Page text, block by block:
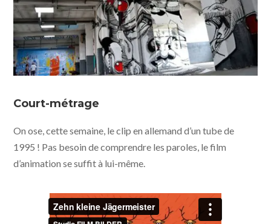
Court-métrage
On ose, cette semaine, le clip en allemand d’un tube de
1995 ! Pas besoin de comprendre les paroles, le film
d’animation se suffit à lui-même.